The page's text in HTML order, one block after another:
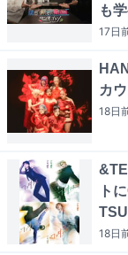
も
17日
カ
18日
ト
18日